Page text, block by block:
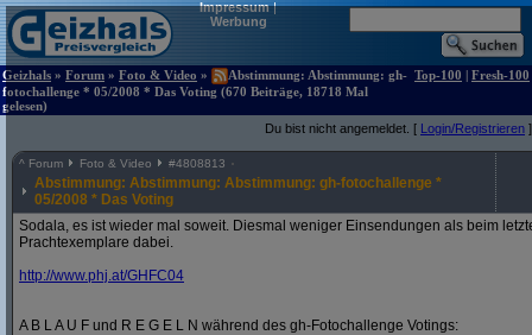
Impressum|
Werbung
Geizhals » Forum » Foto & Video »
Abstimmung: Abstimmung: gh-
fotochallenge * 05/2008 * Das Voting (670 Beiträge, 18718 Mal
gelesen)
Top-100 | Fresh-100
Du bist nicht angemeldet. [ Login/Registrieren ]
^ Forum Foto & Video #4808813
Abstimmung: Abstimmung: Abstimmung: gh-fotochallenge *
05/2008 * Das Voting
Sodala, es ist wieder mal soweit. Diesmal weniger Einsendungen als beim
Prachtexemplare dabei.
http://www.phj.at/GHFC04
A B L A U F und R E G E L N während des gh-Fotochallenge Votings: